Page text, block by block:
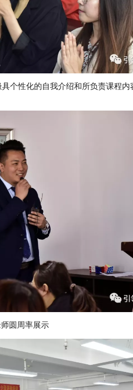
个性化的自我介绍和所负责课程
圆周率展示